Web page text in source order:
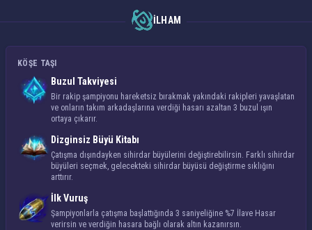
İLHAM
KÖŞE TAŞI
Buzul Takviyesi
Bir rakip şampiyonu hareketsiz bırakmak yakındaki rakipleri yavaşlatan
ve onların takım arkadaşlarına verdiği hasarı azaltan 3 buzul ışın
ortaya çıkarır.
Dizginsiz Büyü Kitabı
Çatışma dışındayken sihirdar büyülerini değiştirebilirsin. Farklı sihirdar
büyüleri seçmek, gelecekteki sihirdar büyüsü değiştirme sıklığını
arttırır.
İlk Vuruş
Şampiyonlarla çatışma başlattığında 3 saniyeliğine %7 İlave Hasar
verirsin ve verdiğin hasara bağlı olarak altın kazanırsın.